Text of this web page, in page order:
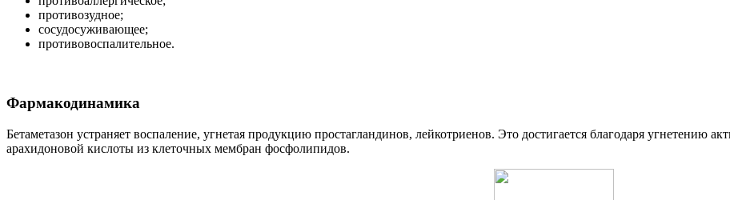
противозудное;
сосудосуживающее;
противовоспалительное.
Фармакодинамика
Бетаметазон устраняет воспаление, угнетая продукцию простагландинов, лейкотриенов. Это достигается благодаря
арахидоновой кислоты из клеточных мембран фосфолипидов.